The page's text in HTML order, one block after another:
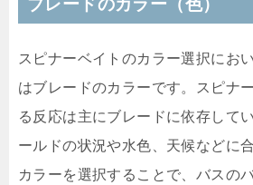
ブレードのカラー（色）
スピナーベイトのカラー選択にお
はブレードのカラーです。スピナ
る反応は主にブレードに依存して
ールドの状況や水色、天候などに
カラーを選択することで、バスの